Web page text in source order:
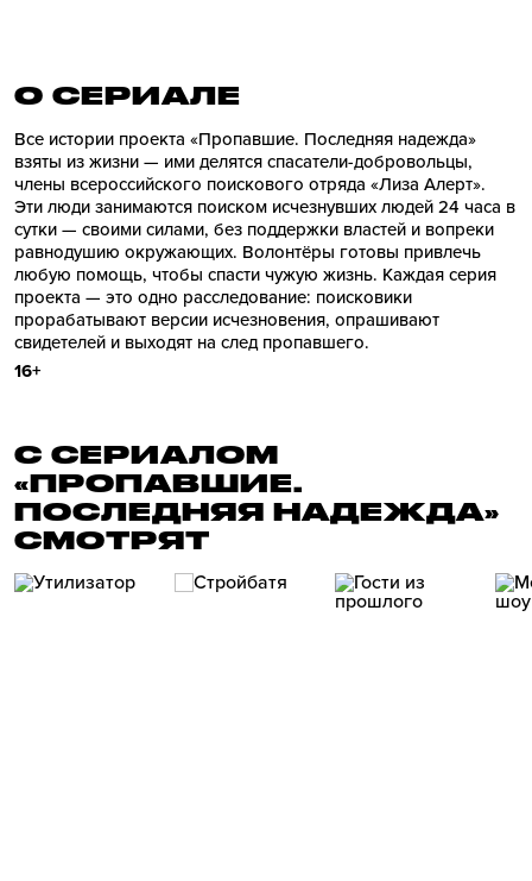
О СЕРИАЛE
Все истории проекта «Пропавшие. Последняя надежда»
взяты из жизни — ими делятся спасатели-добровольцы,
члены всероссийского поискового отряда «Лиза Алерт».
Эти люди занимаются поиском исчезнувших людей 24 часа в
сутки — своими силами, без поддержки властей и вопреки
равнодушию окружающих. Волонтёры готовы привлечь
любую помощь, чтобы спасти чужую жизнь. Каждая серия
проекта — это одно расследование: поисковики
прорабатывают версии исчезновения, опрашивают
свидетелей и выходят на след пропавшего.
16+
С СЕРИАЛОМ
«ПРОПАВШИЕ.
ПОСЛЕДНЯЯ НАДЕЖДА»
СМОТРЯТ